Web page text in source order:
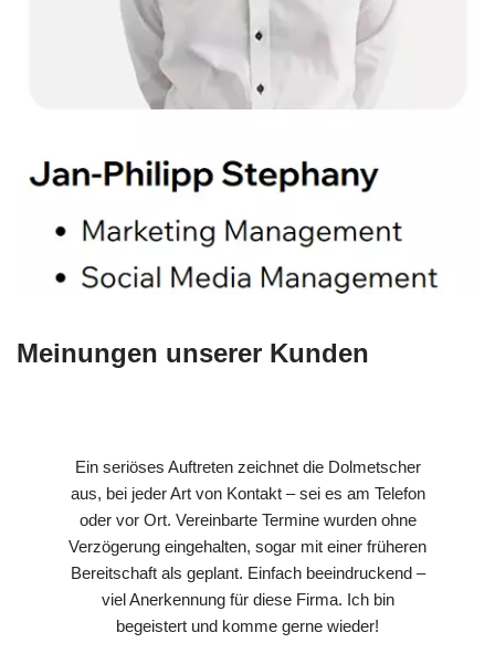
Meinungen unserer Kunden
Ein seriöses Auftreten zeichnet die Dolmetscher
aus, bei jeder Art von Kontakt – sei es am Telefon
oder vor Ort. Vereinbarte Termine wurden ohne
Verzögerung eingehalten, sogar mit einer früheren
Bereitschaft als geplant. Einfach beeindruckend –
viel Anerkennung für diese Firma. Ich bin
begeistert und komme gerne wieder!